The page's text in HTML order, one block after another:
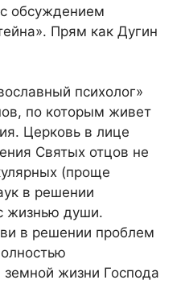
обсуждением
Прям как Дугин
психолог»
по которым живет
Церковь в лице
Святых отцов не
(проще
в решении
жизнью души.
в решении проблем
жизни Господа